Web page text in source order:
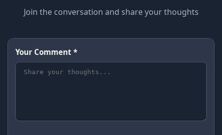
Join the conversation and share your thoughts
Your Comment *